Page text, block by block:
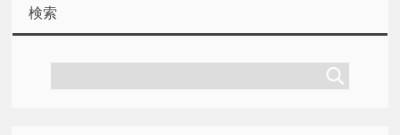
検索